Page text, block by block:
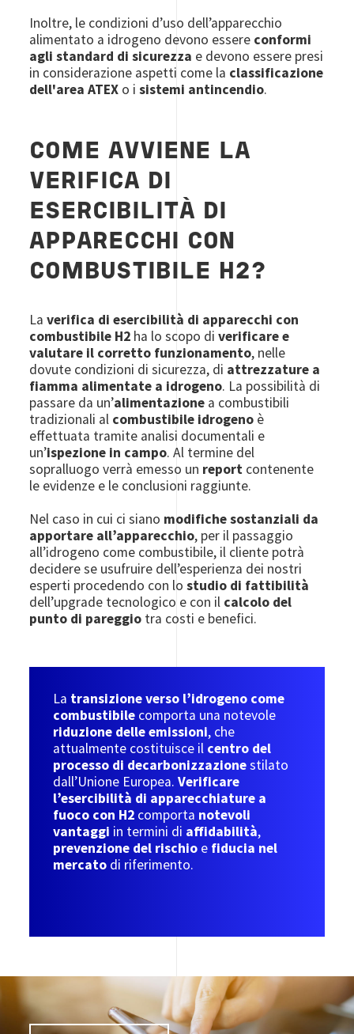
Inoltre, le condizioni d’uso dell’apparecchio
alimentato a idrogeno devono essere conformi
agli standard di sicurezza e devono essere presi
in considerazione aspetti come la classificazione
dell'area ATEX o i sistemi antincendio.
COME AVVIENE LA
VERIFICA DI
ESERCIBILITÀ DI
APPARECCHI CON
COMBUSTIBILE H2?
La verifica di esercibilità di apparecchi con
combustibile H2 ha lo scopo diverificare e
valutare il corretto funzionamento, nelle
dovute condizioni di sicurezza, di attrezzature a
fiamma alimentate a idrogeno. La possibilità di
passare da un’alimentazione a combustibili
tradizionali al combustibile idrogeno è
effettuata tramite analisi documentali e
un’ispezione in campo. Al termine del
sopralluogo verrà emesso un report contenente
le evidenze e le conclusioni raggiunte.
Nel caso in cui ci siano modifiche sostanziali da
apportare all’apparecchio, per il passaggio
all’idrogeno come combustibile, il cliente potrà
decidere se usufruire dell’esperienza dei nostri
esperti procedendo con lo studio di fattibilità
dell’upgrade tecnologico e con il calcolo del
punto di pareggio tra costi e benefici.
La transizione verso l’idrogeno come
combustibile comporta una notevole
riduzione delle emissioni, che
attualmente costituisce il centro del
processo di decarbonizzazionestilato
dall’Unione Europea.Verificare
l’esercibilità di apparecchiature a
fuoco con H2 comporta notevoli
vantaggi in termini di affidabilità,
prevenzione del rischio e fiducia nel
mercato di riferimento.